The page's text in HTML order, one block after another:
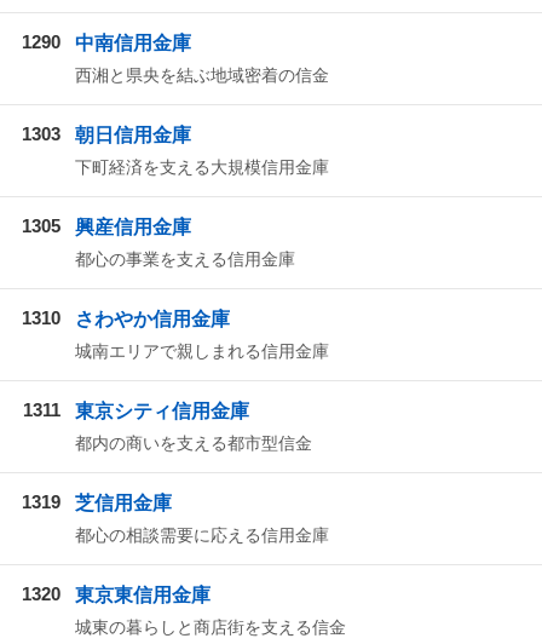
1290 中南信用金庫
西湘と県央を結ぶ地域密着の信金
1303 朝日信用金庫
下町経済を支える大規模信用金庫
1305 興産信用金庫
都心の事業を支える信用金庫
1310 さわやか信用金庫
城南エリアで親しまれる信用金庫
1311 東京シティ信用金庫
都内の商いを支える都市型信金
1319 芝信用金庫
都心の相談需要に応える信用金庫
1320 東京東信用金庫
城東の暮らしと商店街を支える信金